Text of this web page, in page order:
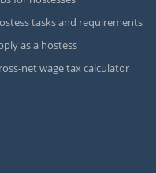
tasks and requirements
as a hostess
net wage tax calculator